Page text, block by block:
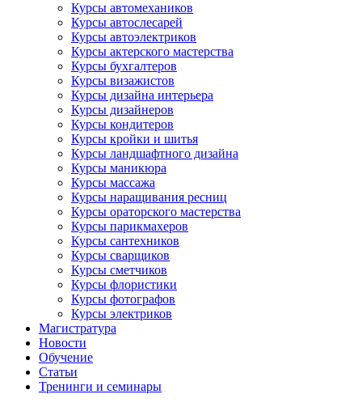
Курсы автомехаников
Курсы автослесарей
Курсы автоэлектриков
Курсы актерского мастерства
Курсы бухгалтеров
Курсы визажистов
Курсы дизайна интерьера
Курсы дизайнеров
Курсы кондитеров
Курсы кройки и шитья
Курсы ландшафтного дизайна
Курсы маникюра
Курсы массажа
Курсы наращивания ресниц
Курсы ораторского мастерства
Курсы парикмахеров
Курсы сантехников
Курсы сварщиков
Курсы сметчиков
Курсы флористики
Курсы фотографов
Курсы электриков
Магистратура
Новости
Обучение
Статьи
Тренинги и семинары